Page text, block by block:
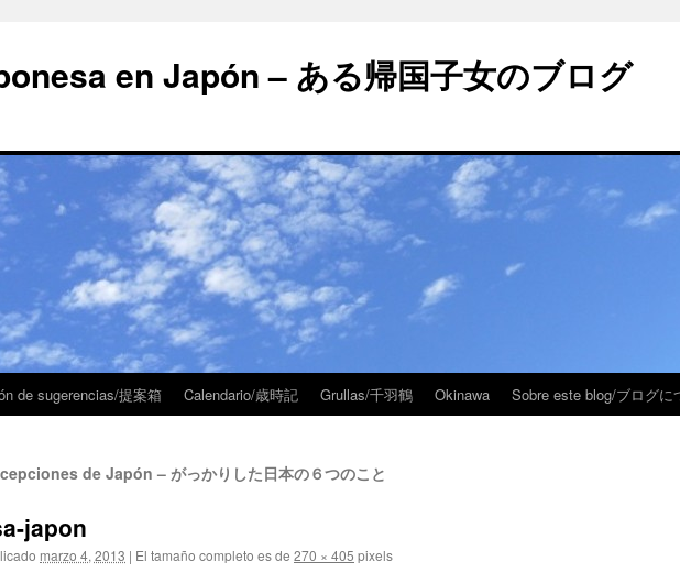
en Japón – ある帰国子女のブログ
de sugerencias/提案箱 Calendario/歳時記 Grullas/千羽鶴 Okinawa Sobre este blog/ブログに
de Japón – がっかりした日本の６つのこと
japon
marzo 4, 2013 | El tamaño completo es de 270 × 405 pixels